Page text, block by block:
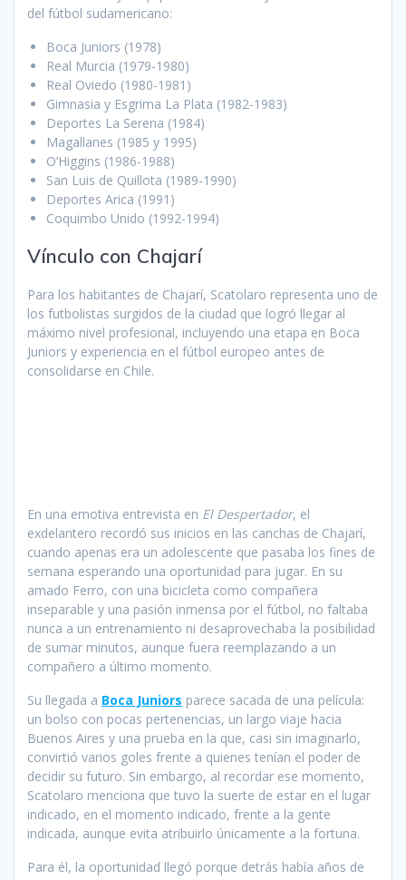
del fútbol sudamericano:
Boca Juniors (1978)
Real Murcia (1979-1980)
Real Oviedo (1980-1981)
Gimnasia y Esgrima La Plata (1982-1983)
Deportes La Serena (1984)
Magallanes (1985 y 1995)
O’Higgins (1986-1988)
San Luis de Quillota (1989-1990)
Deportes Arica (1991)
Coquimbo Unido (1992-1994)
Vínculo con Chajarí
Para los habitantes de Chajarí, Scatolaro representa uno de
los futbolistas surgidos de la ciudad que logró llegar al
máximo nivel profesional, incluyendo una etapa en Boca
Juniors y experiencia en el fútbol europeo antes de
consolidarse en Chile.
En una emotiva entrevista en El Despertador, el
exdelantero recordó sus inicios en las canchas de Chajarí,
cuando apenas era un adolescente que pasaba los fines de
semana esperando una oportunidad para jugar. En su
amado Ferro, con una bicicleta como compañera
inseparable y una pasión inmensa por el fútbol, no faltaba
nunca a un entrenamiento ni desaprovechaba la posibilidad
de sumar minutos, aunque fuera reemplazando a un
compañero a último momento.
Su llegada a Boca Juniors parece sacada de una película:
un bolso con pocas pertenencias, un largo viaje hacia
Buenos Aires y una prueba en la que, casi sin imaginarlo,
convirtió varios goles frente a quienes tenían el poder de
decidir su futuro. Sin embargo, al recordar ese momento,
Scatolaro menciona que tuvo la suerte de estar en el lugar
indicado, en el momento indicado, frente a la gente
indicada, aunque evita atribuirlo únicamente a la fortuna.
Para él, la oportunidad llegó porque detrás había años de